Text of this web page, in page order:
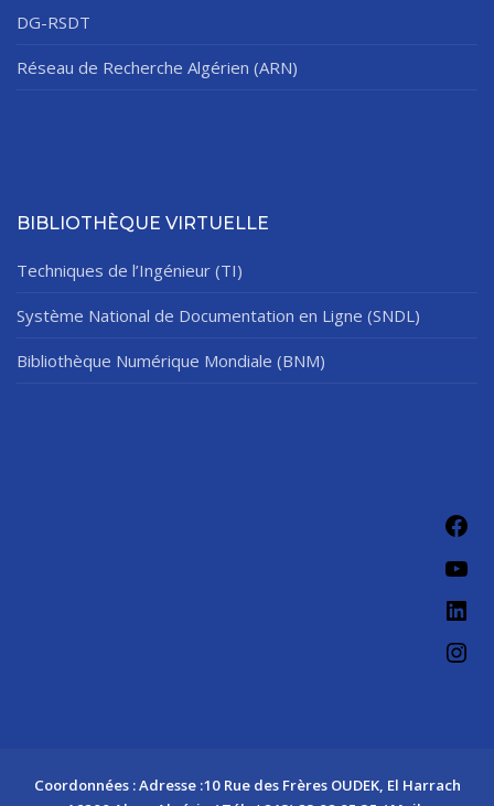
DG-RSDT
Réseau de Recherche Algérien (ARN)
BIBLIOTHÈQUE VIRTUELLE
Techniques de l’Ingénieur (TI)
Système National de Documentation en Ligne (SNDL)
Bibliothèque Numérique Mondiale (BNM)
Coordonnées : Adresse :10 Rue des Frères OUDEK, El Harrach